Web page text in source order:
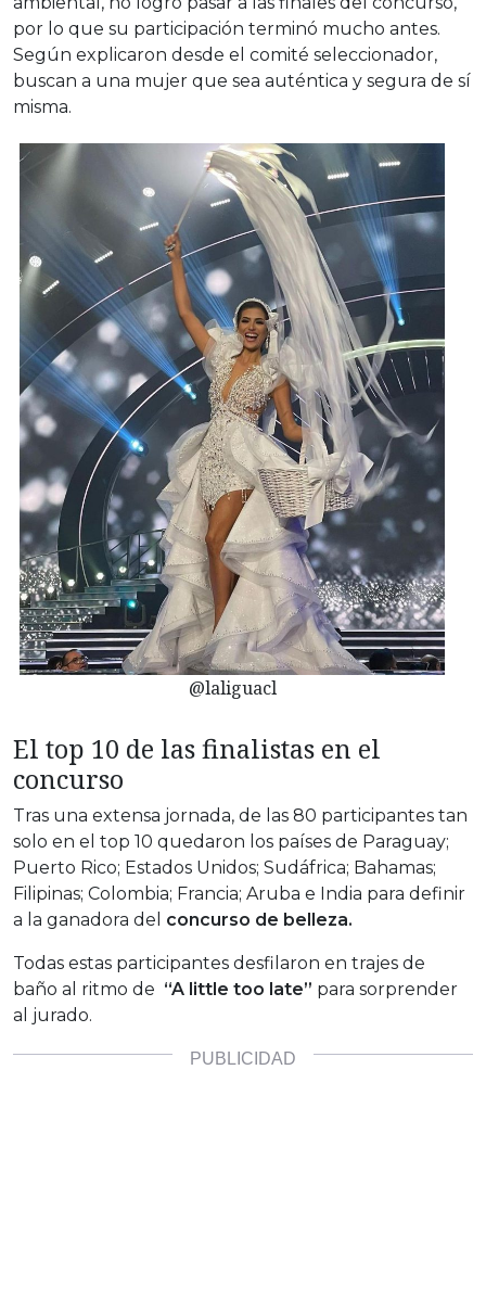
por lo que su participación terminó mucho antes.
Según explicaron desde el comité seleccionador,
buscan a una mujer que sea auténtica y segura de sí
misma.
@laliguacl
El top 10 de las finalistas en el
concurso
Tras una extensa jornada, de las 80 participantes tan
solo en el top 10 quedaron los países de Paraguay;
Puerto Rico; Estados Unidos; Sudáfrica; Bahamas;
Filipinas; Colombia; Francia; Aruba e India para definir
a la ganadora del concurso de belleza.
Todas estas participantes desfilaron en trajes de
baño al ritmo de “A little too late” para sorprender
al jurado.